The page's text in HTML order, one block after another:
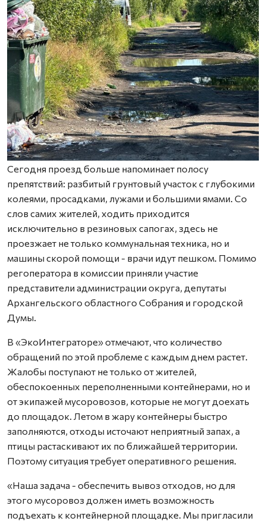
Сегодня проезд больше напоминает полосу
препятствий: разбитый грунтовый участок с глубокими
колеями, просадками, лужами и большими ямами. Со
слов самих жителей, ходить приходится
исключительно в резиновых сапогах, здесь не
проезжает не только коммунальная техника, но и
машины скорой помощи - врачи идут пешком. Помимо
регоператора в комиссии приняли участие
представители администрации округа, депутаты
Архангельского областного Собрания и городской
Думы.
В «ЭкоИнтеграторе» отмечают, что количество
обращений по этой проблеме с каждым днем растет.
Жалобы поступают не только от жителей,
обеспокоенных переполненными контейнерами, но и
от экипажей мусоровозов, которые не могут доехать
до площадок. Летом в жару контейнеры быстро
заполняются, отходы источают неприятный запах, а
птицы растаскивают их по ближайшей территории.
Поэтому ситуация требует оперативного решения.
«Наша задача - обеспечить вывоз отходов, но для
этого мусоровоз должен иметь возможность
подъехать к контейнерной площадке. Мы пригласили